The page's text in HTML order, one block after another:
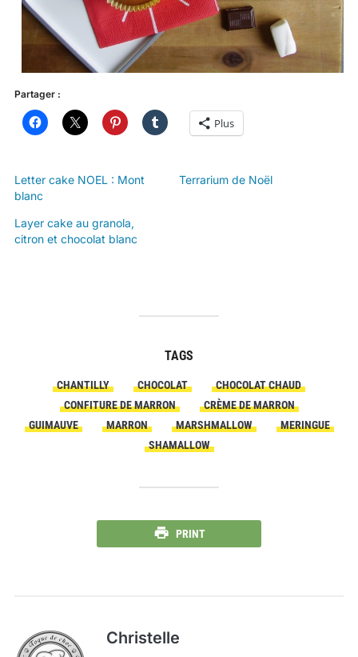
Partager :
Plus
Letter cake NOEL : Mont
blanc
Terrarium de Noël
Layer cake au granola,
citron et chocolat blanc
TAGS
CHANTILLY CHOCOLAT
CHOCOLAT CHAUD
CONFITURE DE MARRON
CRÈME DE MARRON
GUIMAUVE
MARRON MARSHMALLOW
MERINGUE
SHAMALLOW
PRINT
Christelle